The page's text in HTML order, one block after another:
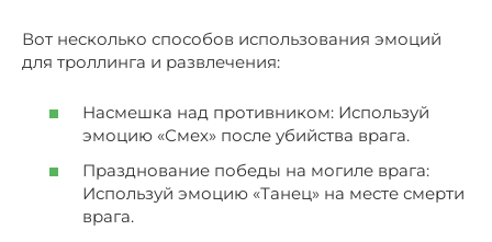
Вот несколько способов использования эмоций
для троллинга и развлечения:
Насмешка над противником: Используй
эмоцию «Смех» после убийства врага.
Празднование победы на могиле врага:
Используй эмоцию «Танец» на месте смерти
врага.